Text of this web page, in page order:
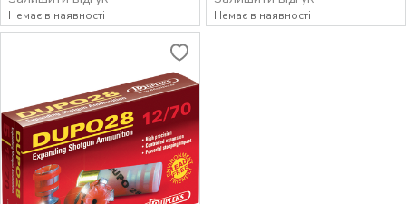
Немає в наявності Немає в наявності